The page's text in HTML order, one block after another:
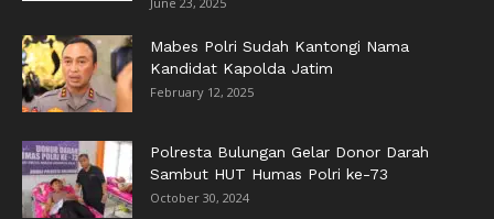
Mabes Polri Sudah Kantongi Nama
Kandidat Kapolda Jatim
February 12, 2025
Polresta Bulungan Gelar Donor Darah
Sambut HUT Humas Polri ke-73
October 30, 2024